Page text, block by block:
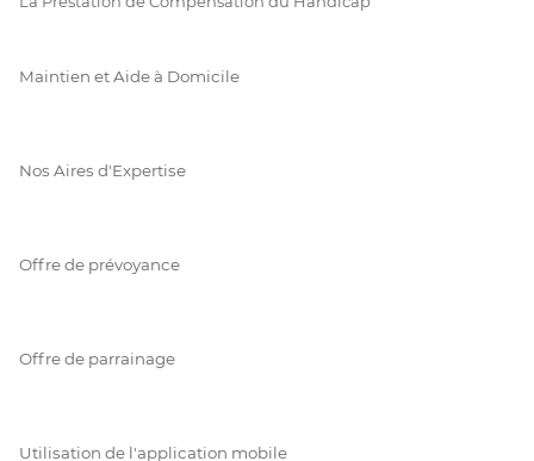
Maintien et Aide à Domicile
Nos Aires d'Expertise
Offre de prévoyance
Offre de parrainage
Utilisation de l'application mobile